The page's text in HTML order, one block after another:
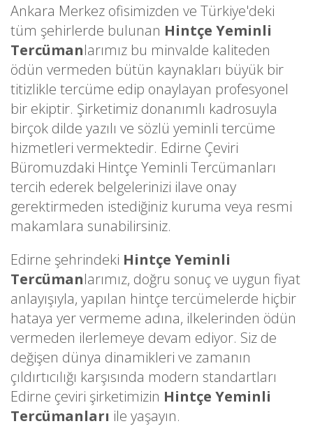
Ankara Merkez ofisimizden ve Türkiye'deki
tüm şehirlerde bulunan Hintçe Yeminli
Tercümanlarımız bu minvalde kaliteden
ödün vermeden bütün kaynakları büyük bir
titizlikle tercüme edip onaylayan profesyonel
bir ekiptir. Şirketimiz donanımlı kadrosuyla
birçok dilde yazılı ve sözlü yeminli tercüme
hizmetleri vermektedir. Edirne Çeviri
Büromuzdaki Hintçe Yeminli Tercümanları
tercih ederek belgelerinizi ilave onay
gerektirmeden istediğiniz kuruma veya resmi
makamlara sunabilirsiniz.
Edirne şehrindeki Hintçe Yeminli
Tercümanlarımız, doğru sonuç ve uygun fiyat
anlayışıyla, yapılan hintçe tercümelerde hiçbir
hataya yer vermeme adına, ilkelerinden ödün
vermeden ilerlemeye devam ediyor. Siz de
değişen dünya dinamikleri ve zamanın
çıldırtıcılığı karşısında modern standartları
Edirne çeviri şirketimizin Hintçe Yeminli
Tercümanları ile yaşayın.